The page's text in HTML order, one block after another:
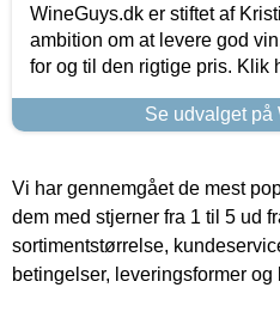
WineGuys.dk er stiftet af
ambition om at levere god
for og til den rigtige pris. Klik
Se udvalget på
Vi har gennemgået de mest
dem med stjerner fra 1 til 5 ud
sortimentstørrelse,
betingelser, leveringsformer